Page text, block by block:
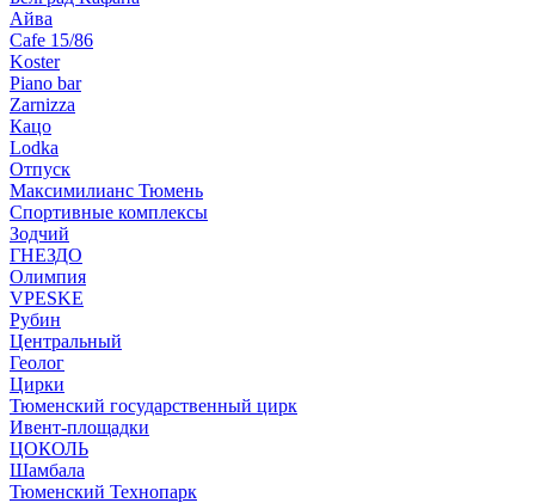
Айва
Cafe 15/86
Koster
Piano bar
Zarnizza
Кацо
Lodka
Отпуск
Максимилианс Тюмень
Спортивные комплексы
Зодчий
ГНЕЗДО
Олимпия
VPESKE
Рубин
Центральный
Геолог
Цирки
Тюменский государственный цирк
Ивент-площадки
ЦОКОЛЬ
Шамбала
Тюменский Технопарк